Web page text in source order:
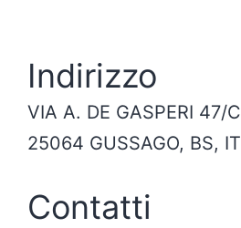
Indirizzo
VIA A. DE GASPERI 47/C
25064 GUSSAGO, BS, IT
Contatti